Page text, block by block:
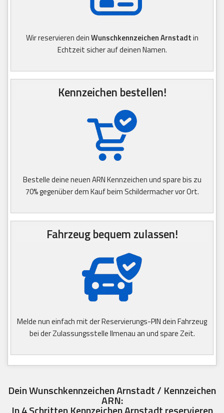
Wir reservieren deinWunschkennzeichen Arnstadtin
Echtzeit sicher auf deinen Namen.
Kennzeichen bestellen!
Bestelle deine neuen ARN Kennzeichen und spare bis zu
70% gegenüber dem Kauf beim Schildermacher vor Ort.
Fahrzeug bequem zulassen!
Melde nun einfach mit der Reservierungs-PIN dein Fahrzeug
bei der Zulassungsstelle Ilmenau an und spare Zeit.
Dein Wunschkennzeichen Arnstadt / Kennzeichen
ARN: